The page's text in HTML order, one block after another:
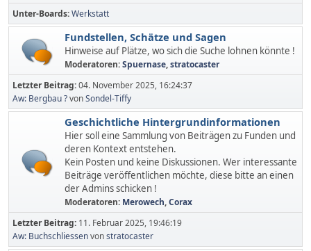
Unter-Boards Werkstatt
Fundstellen, Schätze und Sagen
Hinweise auf Plätze, wo sich die Suche lohnen könnte !
Moderatoren:Spuernase,stratocaster
Letzter Beitrag:04. November 2025, 16:24:37
Aw: Bergbau ?vonSondel-Tiffy
Geschichtliche Hintergrundinformationen
Hier soll eine Sammlung von Beiträgen zu Funden und
deren Kontext entstehen.
Kein Posten und keine Diskussionen. Wer interessante
Beiträge veröffentlichen möchte, diese bitte an einen
der Admins schicken !
Moderatoren: Merowech,Corax
Letzter Beitrag: 11. Februar 2025, 19:46:19
Aw: Buchschliessenvonstratocaster